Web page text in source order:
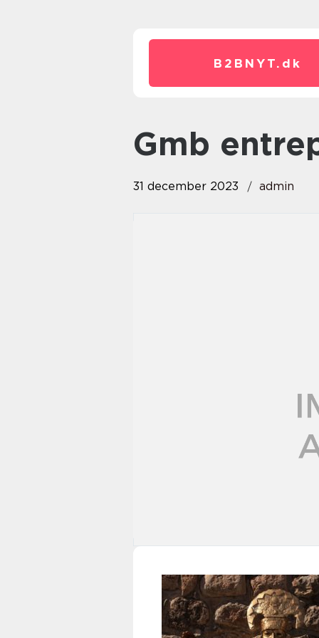
B2BNYT. dk
gmb
31 december 2023 admin